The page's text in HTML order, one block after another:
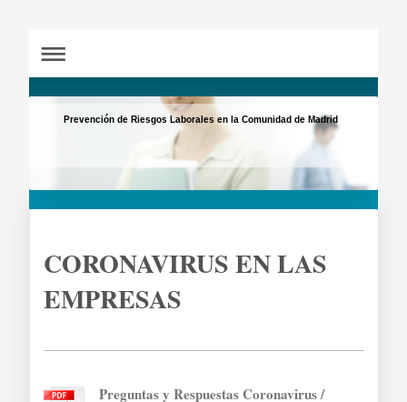
Prevención de Riesgos Laborales en la Comunidad de Madrid
CORONAVIRUS EN LAS
EMPRESAS
Preguntas y Respuestas Coronavirus /